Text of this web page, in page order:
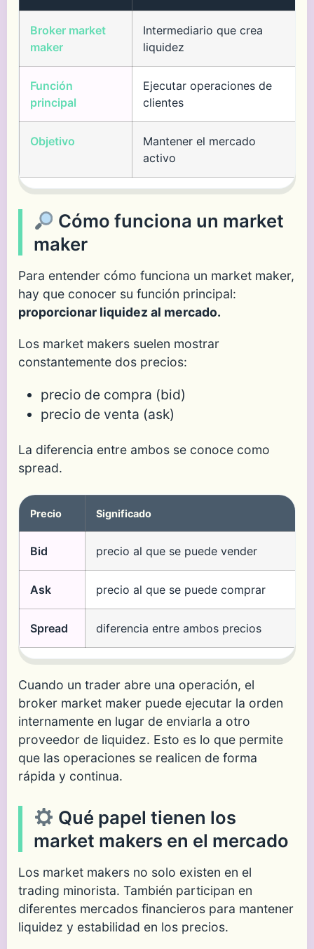
Broker market
maker
Intermediario que crea
liquidez
Función
principal
Ejecutar operaciones de
clientes
Objetivo
Mantener el mercado
activo
Cómo funciona un market
maker
Para entender cómo funciona un market maker,
hay que conocer su función principal:
proporcionar liquidez al mercado.
Los market makers suelen mostrar
constantemente dos precios:
precio de compra (bid)
precio de venta (ask)
La diferencia entre ambos se conoce como
spread.
Precio Significado
Bid precio al que se puede vender
Ask precio al que se puede comprar
Spread diferencia entre ambos precios
Cuando un trader abre una operación, el
broker market maker puede ejecutar la orden
internamente en lugar de enviarla a otro
proveedor de liquidez. Esto es lo que permite
que las operaciones se realicen de forma
rápida y continua.
Qué papel tienen los
market makers en el mercado
Los market makers no solo existen en el
trading minorista. También participan en
diferentes mercados financieros para mantener
liquidez y estabilidad en los precios.